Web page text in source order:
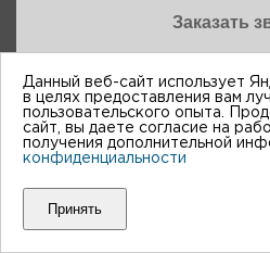
Заполняя форму вы
персональных данных
“Виктория-Авто”, 1998-2026
Данный веб-сайт использует
в целях предоставления вам
пользовательского опыта.
сайт, вы даете согласие на
получения дополнительной
конфиденциальности
Принять